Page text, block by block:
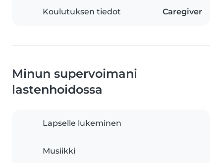
Koulutuksen tiedot Caregiver
Minun supervoimani
lastenhoidossa
Lapselle lukeminen
Musiikki